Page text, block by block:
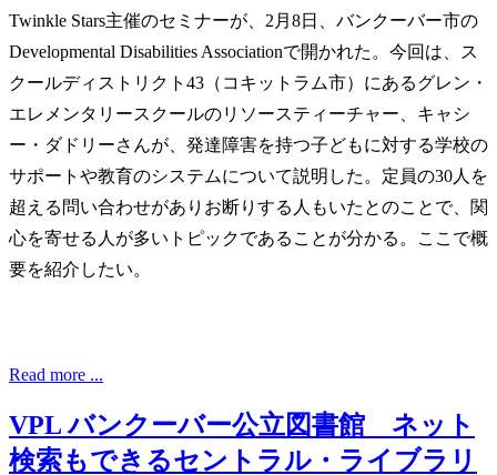
Twinkle Stars主催のセミナーが、2月8日、バンクーバー市の
Developmental Disabilities Associationで開かれた。今回は、ス
クールディストリクト43（コキットラム市）にあるグレン・
エレメンタリースクールのリソースティーチャー、キャシ
ー・ダドリーさんが、発達障害を持つ子どもに対する学校の
サポートや教育のシステムについて説明した。定員の30人を
超える問い合わせがありお断りする人もいたとのことで、関
心を寄せる人が多いトピックであることが分かる。ここで概
要を紹介したい。
Read more ...
VPL バンクーバー公立図書館 ネット
検索もできるセントラル・ライブラリ